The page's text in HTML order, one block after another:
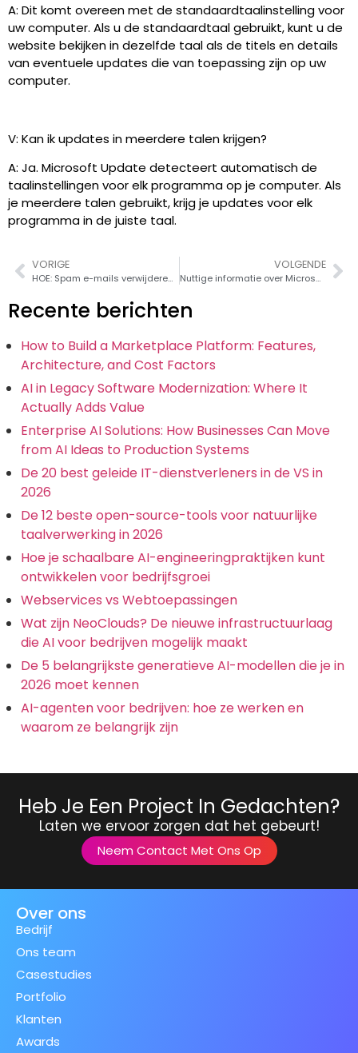
A: Dit komt overeen met de standaardtaalinstelling voor
uw computer. Als u de standaardtaal gebruikt, kunt u de
website bekijken in dezelfde taal als de titels en details
van eventuele updates die van toepassing zijn op uw
computer.
V: Kan ik updates in meerdere talen krijgen?
A: Ja. Microsoft Update detecteert automatisch de
taalinstellingen voor elk programma op je computer. Als
je meerdere talen gebruikt, krijg je updates voor elk
programma in de juiste taal.
VORIGE
HOE: Spam e-mails verwijderen in Exim
VOLGENDE
Nuttige informatie over Microsoft-updates
Recente berichten
How to Build a Marketplace Platform: Features,
Architecture, and Cost Factors
AI in Legacy Software Modernization: Where It
Actually Adds Value
Enterprise AI Solutions: How Businesses Can Move
from AI Ideas to Production Systems
De 20 best geleide IT-dienstverleners in de VS in
2026
De 12 beste open-source-tools voor natuurlijke
taalverwerking in 2026
Hoe je schaalbare AI-engineeringpraktijken kunt
ontwikkelen voor bedrijfsgroei
Webservices vs Webtoepassingen
Wat zijn NeoClouds? De nieuwe infrastructuurlaag
die AI voor bedrijven mogelijk maakt
De 5 belangrijkste generatieve AI-modellen die je in
2026 moet kennen
AI-agenten voor bedrijven: hoe ze werken en
waarom ze belangrijk zijn
Heb Je Een Project In Gedachten?
Laten we ervoor zorgen dat het gebeurt!
Neem Contact Met Ons Op
Over ons
Bedrijf
Ons team
Casestudies
Portfolio
Klanten
Awards